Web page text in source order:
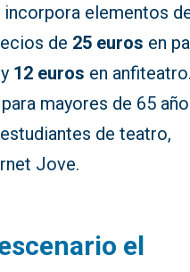
incorpora elementos
de 25 euros en
12 euros en anfiteatro.
mayores de 65
de teatro,
Jove.
el